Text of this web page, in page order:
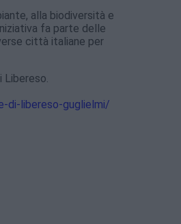
alla biodiversità e
fa parte delle
città italiane per
di-libereso-guglielmi/